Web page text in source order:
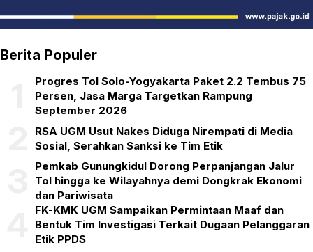
Berita Populer
Progres Tol Solo-Yogyakarta Paket 2.2 Tembus 75
Persen, Jasa Marga Targetkan Rampung
September 2026
RSA UGM Usut Nakes Diduga Nirempati di Media
Sosial, Serahkan Sanksi ke Tim Etik
Pemkab Gunungkidul Dorong Perpanjangan Jalur
Tol hingga ke Wilayahnya demi Dongkrak Ekonomi
dan Pariwisata
FK-KMK UGM Sampaikan Permintaan Maaf dan
Bentuk Tim Investigasi Terkait Dugaan Pelanggaran
Etik PPDS